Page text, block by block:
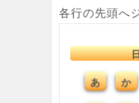
各行の先頭へ
あ か